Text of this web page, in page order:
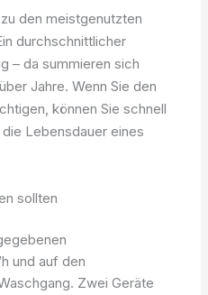
den meistgenutzten
durchschnittlicher
– da summieren sich
Jahre. Wenn Sie den
können Sie schnell
Lebensdauer eines
sollten
und auf den
Zwei Geräte